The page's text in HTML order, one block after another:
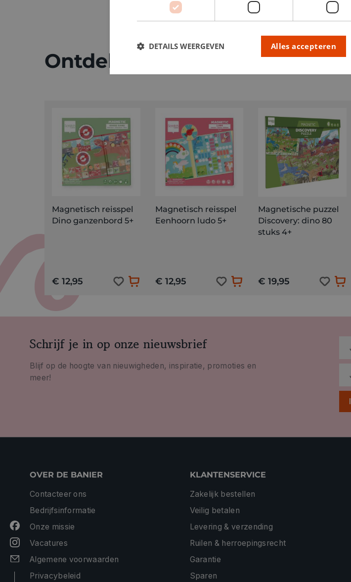
Ontdek meer
Magnetisch reisspel
Dino ganzenbord 5+
€ 12,95
Magnetisch reisspel
Eenhoorn ludo 5+
€ 12,95
Magnetische puzzel
Discovery: dino 80
stuks 4+
€ 19,95
Schrijf je in op onze nieuwsbrief
Blijf op de hoogte van nieuwigheden, inspiratie, promoties en
meer!
OVER DE BANIER
Contacteer ons
Bedrijfsinformatie
Onze missie
Vacatures
Algemene voorwaarden
Privacybeleid
KLANTENSERVICE
Zakelijk bestellen
Veilig betalen
Levering & verzending
Ruilen & herroepingsrecht
Garantie
Sparen
Alles accepteren
DETAILS WEERGEVEN